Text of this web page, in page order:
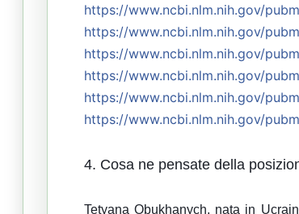
https://www.ncbi.nlm.nih.gov/
https://www.ncbi.nlm.nih.gov/
https://www.ncbi.nlm.nih.gov/
https://www.ncbi.nlm.nih.gov/
https://www.ncbi.nlm.nih.gov/
https://www.ncbi.nlm.nih.gov/
4. Cosa ne pensate della
Tetyana Obukhanych, nata in